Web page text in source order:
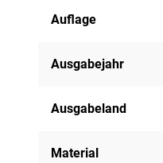
Auflage
Ausgabejahr
Ausgabeland
Material